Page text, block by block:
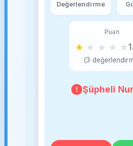
Değerlendirme
Puan
★ ★ ★ ★ ★
(3
Şüpheli